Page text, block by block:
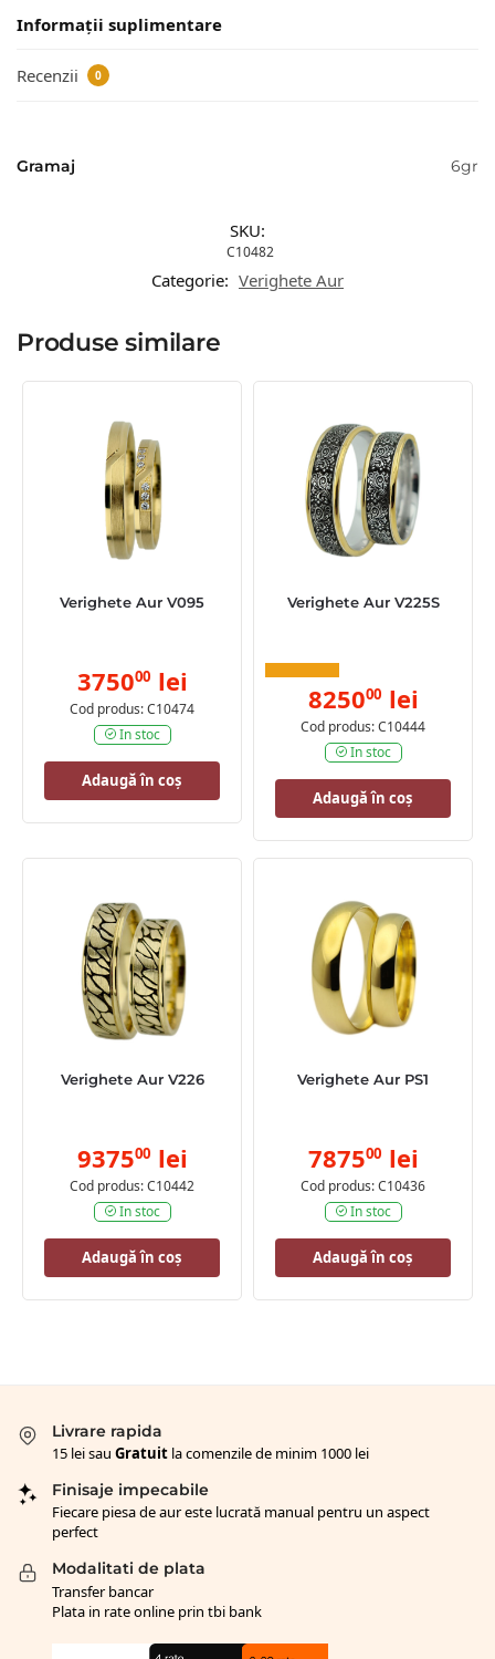
Informații suplimentare
Recenzii 0
Gramaj 6gr
SKU:
C10482
Categorie: Verighete Aur
Produse similare
Verighete Aur V095
375000 lei
Cod produs: C10474
In stoc
Adaugă în coș
Verighete Aur V225S
825000 lei
Cod produs: C10444
In stoc
Adaugă în coș
Verighete Aur V226
937500 lei
Cod produs: C10442
In stoc
Adaugă în coș
Verighete Aur PS1
787500 lei
Cod produs: C10436
In stoc
Adaugă în coș
Livrare rapida
15 lei sau Gratuit la comenzile de minim 1000 lei
Finisaje impecabile
Fiecare piesa de aur este lucrată manual pentru un aspect
perfect
Modalitati de plata
Transfer bancar
Plata in rate online prin tbi bank